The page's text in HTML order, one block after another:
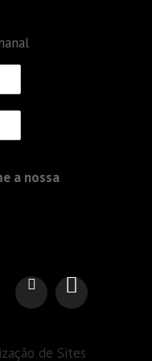
a nossa
de Sites